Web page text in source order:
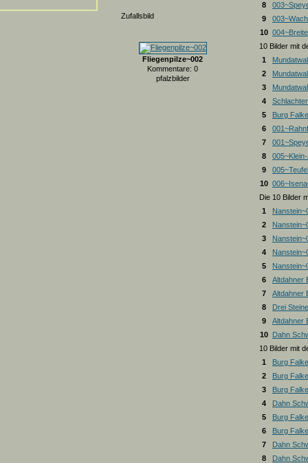
Zufallsbild
Fliegenpilze~002
Kommentare: 0
pfalzbilder
8
9
10
10 Bilder mit
1
2
3
4
5
Burg
6
7
8
9
10
Die 10 Bilder
1
2
3
4
5
6
Altdahner
7
Altdahner
8
Drei
9
Altdahner
10
Dahn
10 Bilder mit
1
Burg
2
Burg
3
Burg
4
Dahn
5
Burg
6
Burg
7
Dahn
8
Dahn